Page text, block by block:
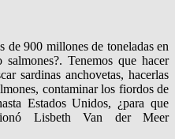
de 900 millones de toneladas en
Tenemos que hacer
sardinas anchovetas, hacerlas
contaminar los fiordos de
Estados Unidos, ¿para que
Lisbeth Van der Meer